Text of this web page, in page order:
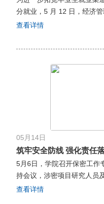
分就业，5 月 12 日，经济管
查看详情
05月14日
筑牢安全防线 强化责任
5月6日，学院召开保密工作
持会议，涉密项目研究人员
查看详情